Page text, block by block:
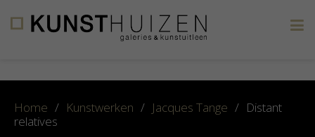
Home / Kunstwerken / Jacques Tange / Distant
relatives